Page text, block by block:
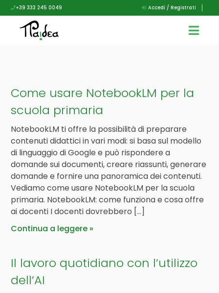
+39 333 245 0049 Accedi / Registrati
Come usare NotebookLM per la
scuola primaria
NotebookLM ti offre la possibilità di preparare
contenuti didattici in vari modi: si basa sul modello
di linguaggio di Google e può rispondere a
domande sui documenti, creare riassunti, generare
domande e fornire una panoramica dei contenuti.
Vediamo come usare NotebookLM per la scuola
primaria. NotebookLM: come funziona e cosa offre
ai docenti I docenti dovrebbero […]
Continua a leggere
Il lavoro quotidiano con l’utilizzo
dell’AI